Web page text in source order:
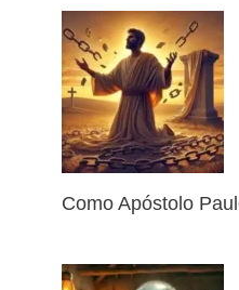
Como Apóstolo